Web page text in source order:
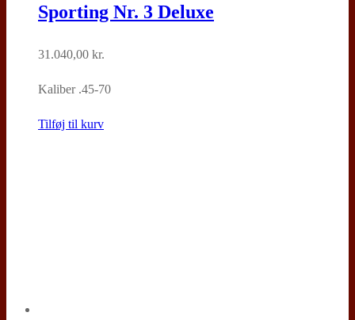
Sporting Nr. 3 Deluxe
31.040,00 kr.
Kaliber .45-70
Tilføj til kurv